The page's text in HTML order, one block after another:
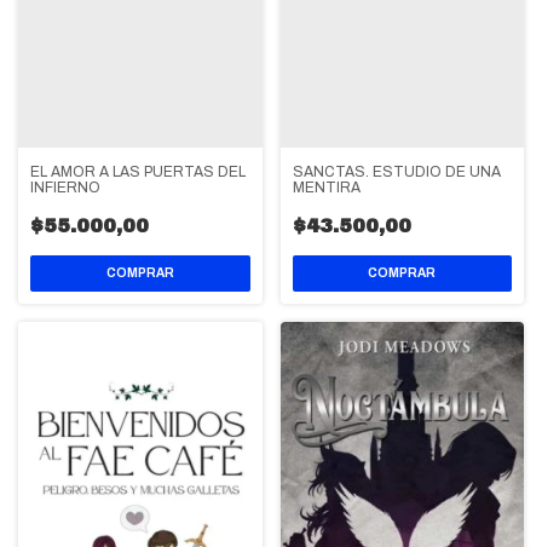
EL AMOR A LAS PUERTAS DEL
INFIERNO
$55.000,00
SANCTAS. ESTUDIO DE UNA
MENTIRA
$43.500,00